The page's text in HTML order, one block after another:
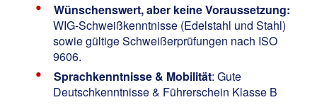
Wünschenswert, aber keine Voraussetzung:
WIG-Schweißkenntnisse (Edelstahl und Stahl)
sowie gültige Schweißerprüfungen nach ISO
9606.
Sprachkenntnisse & Mobilität: Gute
Deutschkenntnisse & Führerschein Klasse B